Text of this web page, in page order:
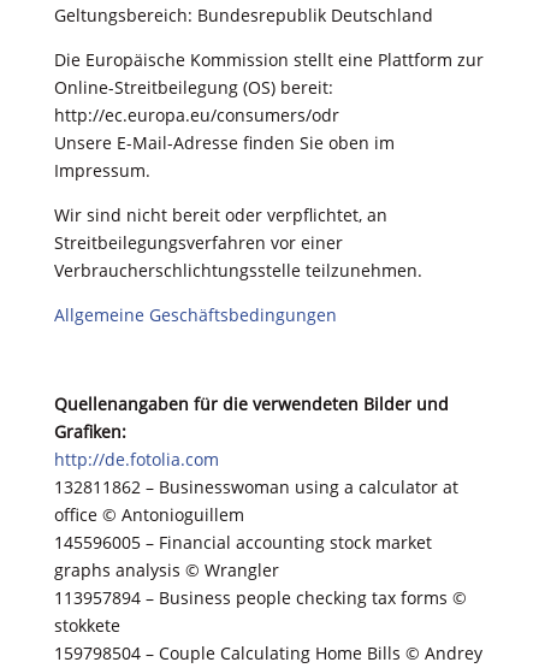
Geltungsbereich: Bundesrepublik Deutschland
Die Europäische Kommission stellt eine Plattform zur
Online-Streitbeilegung (OS) bereit:
http://ec.europa.eu/consumers/odr
Unsere E-Mail-Adresse finden Sie oben im
Impressum.
Wir sind nicht bereit oder verpflichtet, an
Streitbeilegungsverfahren vor einer
Verbraucherschlichtungsstelle teilzunehmen.
Allgemeine Geschäftsbedingungen
Quellenangaben für die verwendeten Bilder und
Grafiken:
http://de.fotolia.com
132811862 – Businesswoman using a calculator at
office © Antonioguillem
145596005 – Financial accounting stock market
graphs analysis © Wrangler
113957894 – Business people checking tax forms ©
stokkete
159798504 – Couple Calculating Home Bills © Andrey